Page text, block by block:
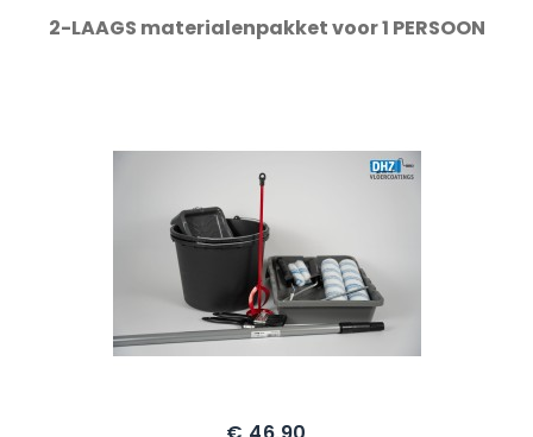
2-LAAGS materialenpakket voor 1 PERSOON